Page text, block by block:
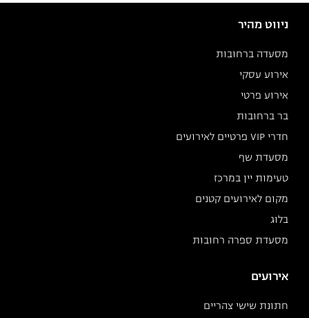
ניווט מהיר
מסעדה ברחובות
אירוע עסקי
אירוע פרטי
בר ברחובות
חדרי VIP פרטיים לאירועים
מסעדת שף
טעימות יין במרכז
מקום לאירועים קטנים
בלוג
מסעדת ספרה רחובות
אירועים
חתונת שישי צהריים